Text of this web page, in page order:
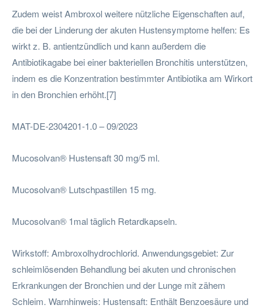
Zudem weist Ambroxol weitere nützliche Eigenschaften auf,
die bei der Linderung der akuten Hustensymptome helfen: Es
wirkt z. B. antientzündlich und kann außerdem die
Antibiotikagabe bei einer bakteriellen Bronchitis unterstützen,
indem es die Konzentration bestimmter Antibiotika am Wirkort
in den Bronchien erhöht.[7]
MAT-DE-2304201-1.0 – 09/2023
Mucosolvan® Hustensaft 30 mg/5 ml.
Mucosolvan® Lutschpastillen 15 mg.
Mucosolvan® 1mal täglich Retardkapseln.
Wirkstoff: Ambroxolhydrochlorid. Anwendungsgebiet: Zur
schleimlösenden Behandlung bei akuten und chronischen
Erkrankungen der Bronchien und der Lunge mit zähem
Schleim. Warnhinweis: Hustensaft: Enthält Benzoesäure und